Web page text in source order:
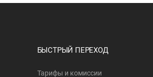
БЫСТРЫЙ ПЕРЕХОД
Тарифы и комиссии